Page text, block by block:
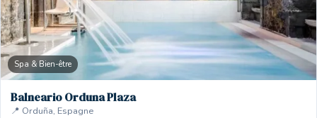
Spa & Bien-être
Balneario Orduna Plaza
📍 Orduña, Espagne